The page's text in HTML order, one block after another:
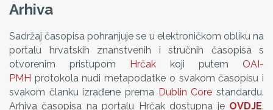
Arhiva
Sadržaj časopisa pohranjuje se u elektroničkom obliku na
portalu hrvatskih znanstvenih i stručnih časopisa s
otvorenim pristupom Hrčak koji putem OAI-
PMH protokola nudi metapodatke o svakom časopisu i
svakom članku izrađene prema Dublin Core standardu.
Arhiva časopisa na portalu Hrčak dostupna je OVDJE.